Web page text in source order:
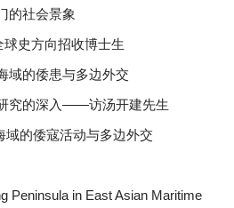
的社会景象
史方向招收博士生
域的倭患与多边外交
究的深入——访汤开建先生
域的倭寇活动与多边外交
Peninsula in East Asian Maritime